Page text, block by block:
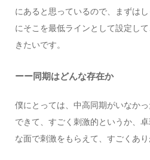
にあると思っているので、まずは
にそこを最低ラインとして設定し
きたいです。
ーー同期はどんな存在か
僕にとっては、中高同期がいなか
できて、すごく刺激的というか、
な面で刺激をもらえて、すごくあり